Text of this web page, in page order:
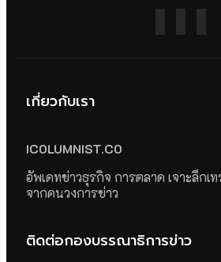
เกี่ยวกับเรา
ICOLUMNIST.CO
อัพเดทข่าวธุรกิจ การตลาด เจาะลึกเ
จากคนวงการข่าว
ติดต่อกองบรรณาธิการข่าว